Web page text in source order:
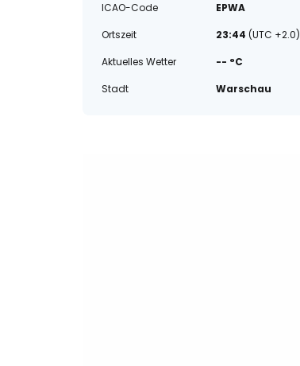
ICAO-Code
EPWA
Ortszeit
23:44 (UTC +2.0)
Aktuelles Wetter
-- °C
Stadt
Warschau